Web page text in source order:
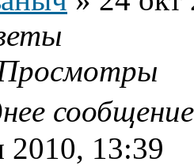
13:39